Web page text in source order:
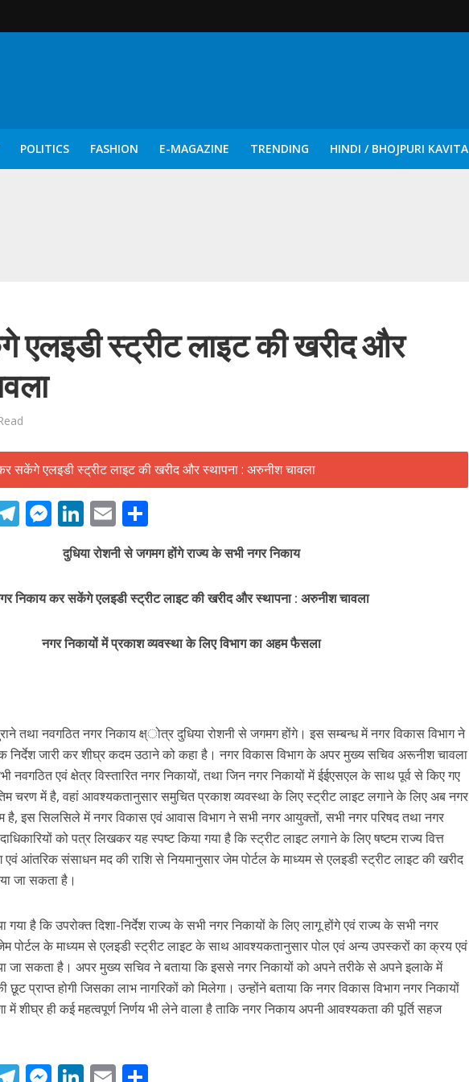
POLITICS FASHION E-MAGAZINE TRENDING HINDI / BHOJPURI KAVITA
सिंह का नया बोलबम गीत तोहरे के मांगिला जानु हुआ रिलीज, दर्शकों का मिल रहा भरपूर प्यार
एलइडी स्ट्रीट लाइट की खरीद और
T
gr
m
M
ss
e
g
Li
n
k
e
dI
n
E
m
ai
l
ar
e
दुधिया रोशनी से जगमग होंगे राज्य के सभी नगर निकाय
निकाय कर सकेंगे एलइडी स्ट्रीट लाइट की खरीद और स्थापना : अरुनीश चावला
नगर निकायों में प्रकाश व्यवस्था के लिए विभाग का अहम फैसला
तथा नवगठित नगर निकाय क्ष्ोत्र दुधिया रोशनी से जगमग होंगे। इस सम्बन्ध में नगर विकास विभाग ने
निर्देश जारी कर शीघ्र कदम उठाने को कहा है। नगर विकास विभाग के अपर मुख्य सचिव अरूनीश चावला
नवगठित एवं क्षेत्र विस्तारित नगर निकायों, तथा जिन नगर निकायों में ईईएसएल के साथ पूर्व से किए गए
चरण में है, वहां आवश्यकतानुसार समुचित प्रकाश व्यवस्था के लिए स्ट्रीट लाइट लगाने के लिए अब नगर
है, इस सिलसिले में नगर विकास एवं आवास विभाग ने सभी नगर आयुक्तों, सभी नगर परिषद तथा नगर
को पत्र लिखकर यह स्पष्ट किया गया है कि स्ट्रीट लाइट लगाने के लिए षष्टम राज्य वित्त
आंतरिक संसाधन मद की राशि से नियमानुसार जेम पोर्टल के माध्यम से एलइडी स्ट्रीट लाइट की खरीद
जा सकता है।
गया है कि उपरोक्त दिशा-निर्देश राज्य के सभी नगर निकायों के लिए लागू होंगे एवं राज्य के सभी नगर
जेम पोर्टल के माध्यम से एलइडी स्ट्रीट लाइट के साथ आवश्यकतानुसार पोल एवं अन्य उपस्करों का क्रय एवं
जा सकता है। अपर मुख्य सचिव ने बताया कि इससे नगर निकायों को अपने तरीके से अपने इलाके में
प्राप्त होगी जिसका लाभ नागरिकों को मिलेगा। उन्होंने बताया कि नगर विकास विभाग नगर निकायों
शीघ्र ही कई महत्वपूर्ण निर्णय भी लेने वाला है ताकि नगर निकाय अपनी आवश्यकता की पूर्ति सहज